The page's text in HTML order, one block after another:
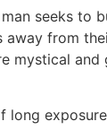
seeks to
from
mystical
long